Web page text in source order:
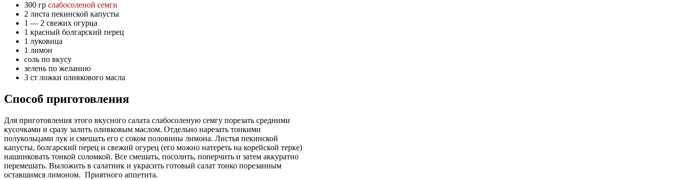
300 гр слабосоленой семги
2 листа пекинской капусты
1 — 2 свежих огурца
1 красный болгарский перец
1 луковица
1 лимон
соль по вкусу
зелень по желанию
3 ст ложки оливкового масла
Способ приготовления
Для приготовления этого вкусного салата слабосоленую семгу порезать средними
кусочками и сразу залить оливковым маслом. Отдельно нарезать тонкими
полукольцами лук и смешать его с соком половины лимона. Листья пекинской
капусты, болгарский перец и свежий огурец (его можно натереть на корейской терке)
нашинковать тонкой соломкой. Все смешать, посолить, поперчить и затем аккуратно
перемешать. Выложить в салатник и украсить готовый салат тонко порезанным
оставшимся лимоном. Приятного аппетита.